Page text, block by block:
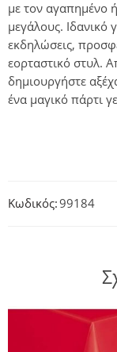
με τον αγαπημένο
μεγάλους. Ιδανικό
εκδηλώσεις,
εορταστικό στυλ.
δημιουργήστε
ένα μαγικό πάρτι
Κωδικός:99184